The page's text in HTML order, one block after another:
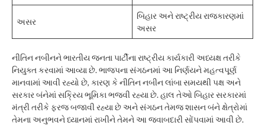
અસર
બિહાર અને રાષ્ટ્રીય રાજકારણમાં
અસર
નીતિન નબીનને ભારતીય જનતા પાર્ટીના રાષ્ટ્રીય કાર્યકારી અધ્યક્ષ તરીકે
નિયુક્ત કરવામાં આવ્યા છે. ભાજપના સંગઠનમાં આ નિર્ણયને મહત્વપૂર્ણ
માનવામાં આવી રહ્યો છે, કારણ કે નીતિન નબીન લાંબા સમયથી પક્ષ અને
સરકાર બંનેમાં સક્રિય ભૂમિકા ભજવી રહ્યા છે. હાલ તેઓ બિહાર સરકારમાં
મંત્રી તરીકે ફરજ બજાવી રહ્યા છે અને સંગઠન તેમજ શાસન બંને ક્ષેત્રોમાં
તેમના અનુભવને ધ્યાનમાં રાખીને તેમને આ જવાબદારી સોંપવામાં આવી છે.